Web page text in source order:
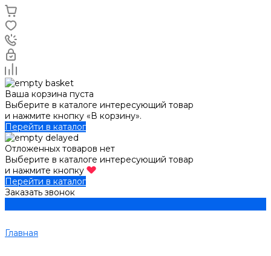
Ваша корзина пуста
Выберите в каталоге интересующий товар
и нажмите кнопку «В корзину».
Перейти в каталог
Отложенных товаров нет
Выберите в каталоге интересующий товар
и нажмите кнопку
Перейти в каталог
Заказать звонок
Главная